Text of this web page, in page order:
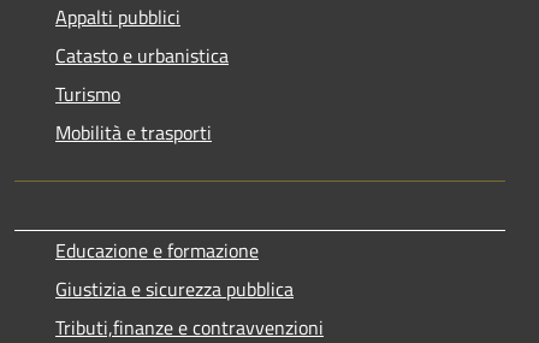
Appalti pubblici
Catasto e urbanistica
Turismo
Mobilità e trasporti
Educazione e formazione
Giustizia e sicurezza pubblica
Tributi,finanze e contravvenzioni